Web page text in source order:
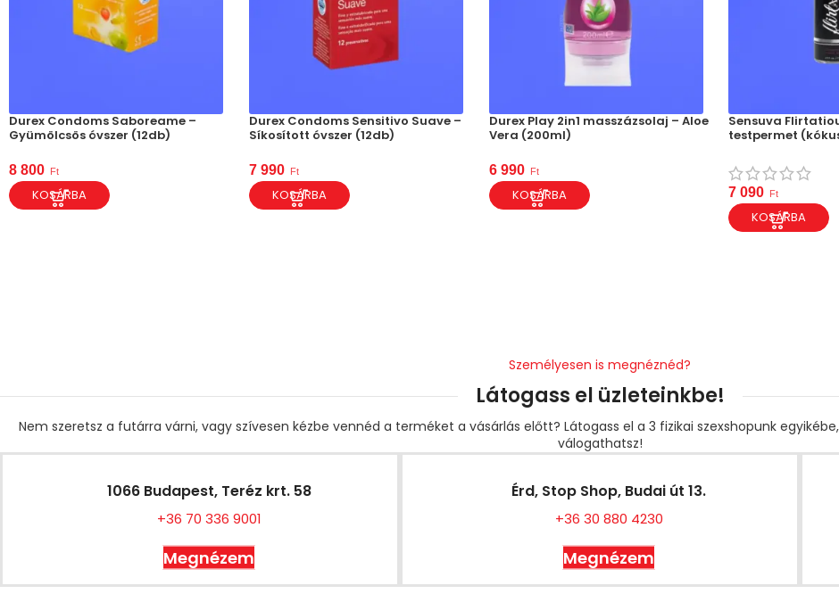
Durex Condoms Saboreame –
Gyümölcsös óvszer (12db)
8 800 Ft
KOSÁRBA
Durex Condoms Sensitivo Suave –
Síkosított óvszer (12db)
7 990 Ft
KOSÁRBA
Durex Play 2in1 masszázsolaj – Aloe
Vera (200ml)
6 990 Ft
KOSÁRBA
Sensuva
testpermet
7 090 Ft
KOSÁRBA
Személyesen is megnéznéd?
Látogass el üzleteinkbe!
Nem szeretsz a futárra várni, vagy szívesen kézbe vennéd a terméket a vásárlás előtt? Látogass el a 3 fizikai szexshopunk
válogathatsz!
1066 Budapest, Teréz krt. 58
+36 70 336 9001
Megnézem
Érd, Stop Shop, Budai út 13.
+36 30 880 4230
Megnézem